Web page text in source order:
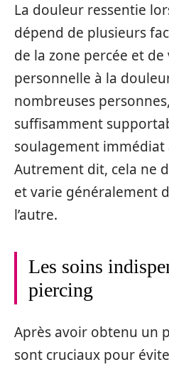
La douleur ressentie
dépend de plusieurs
de la zone percée et
personnelle à la
nombreuses
suffisamment
soulagement immédiat
Autrement dit, cela ne
et varie généralement
l’autre.
Les soins
piercing
Après avoir obtenu un
sont cruciaux pour